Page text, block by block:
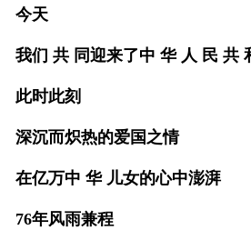
今天
我们 共 同迎来了中 华 人 民 共
此时此刻
深沉而炽热的爱国之情
在亿万中 华 儿女的心中澎湃
76年风雨兼程